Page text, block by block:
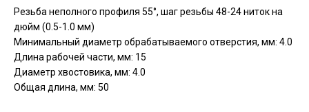
Резьба неполного профиля 55°, шаг резьбы 48-24 ниток на
дюйм (0.5-1.0 мм)
Минимальный диаметр обрабатываемого отверстия, мм: 4.0
Длина рабочей части, мм: 15
Диаметр хвостовика, мм: 4.0
Общая длина, мм: 50